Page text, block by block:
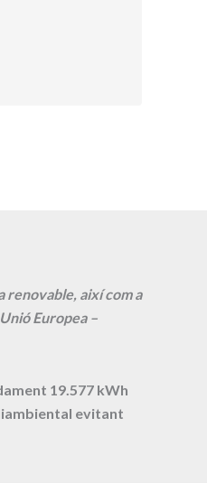
renovable, així com a
Europea –
19.577 kWh
evitant